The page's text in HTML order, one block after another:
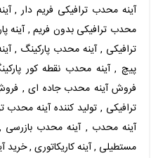
آینه محدب ترافیکی فریم دار ,
محدب ترافیکی بدون فریم , آینه
ترافیکی , آینه محدب پارکینگ ,
پیچ , آینه محدب نقطه کور
فروش آینه محدب جاده ای ,
ترافیکی , تولید کننده آینه
آینه محدب , آینه محدب
مستطیلی , آینه کاریکاتوری , خرید